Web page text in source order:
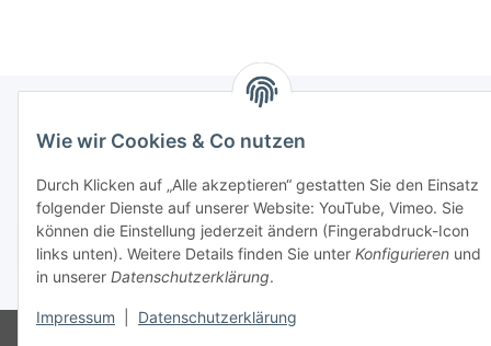
Wie wir Cookies & Co nutzen
Durch Klicken auf „Alle akzeptieren“ gestatten Sie den Einsatz
folgender Dienste auf unserer Website: YouTube, Vimeo. Sie
können die Einstellung jederzeit ändern (Fingerabdruck-Icon
links unten). Weitere Details finden Sie unter Konfigurieren und
in unserer Datenschutzerklärung.
Impressum Datenschutzerklärung
Vertrag widerrufen
* Alle Preise inkl. gesetzlicher USt., zzgl.Versand